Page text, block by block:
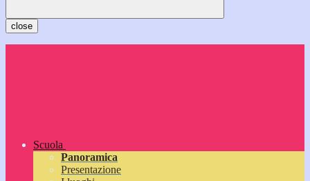
close
Scuola
Panoramica
Presentazione